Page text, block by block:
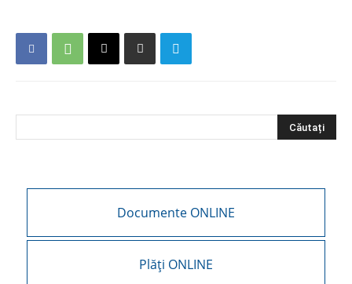
Documente ONLINE
Plăți ONLINE